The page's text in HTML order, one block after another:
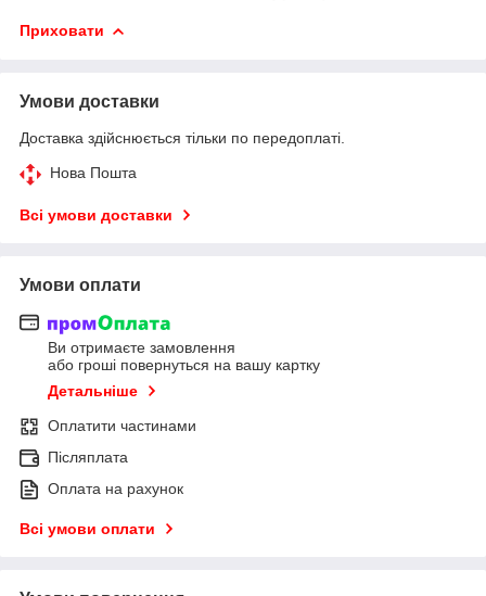
Приховати
Умови доставки
Доставка здійснюється тільки по передоплаті.
Нова Пошта
Всі умови доставки
Умови оплати
Ви отримаєте замовлення
або гроші повернуться на вашу картку
Детальніше
Оплатити частинами
Післяплата
Оплата на рахунок
Всі умови оплати